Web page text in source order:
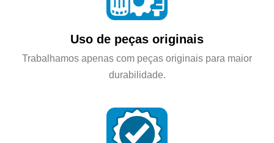
Uso de peças originais
Trabalhamos apenas com peças originais para maior
durabilidade.